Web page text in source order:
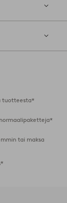
tuotteesta*
tai maksa